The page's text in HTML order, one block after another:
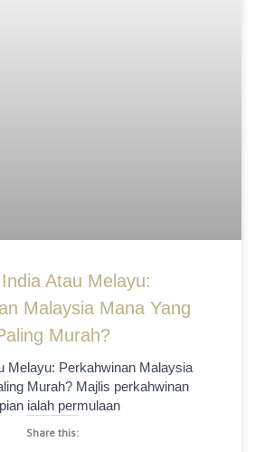
Atau Melayu:
Malaysia Mana Yang
Murah?
Melayu: Perkahwinan Malaysia
Murah? Majlis perkahwinan
ialah permulaan
Share this: